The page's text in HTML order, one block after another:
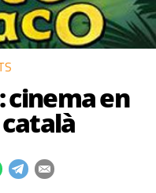
cinema en